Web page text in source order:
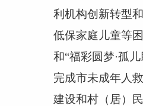
利机构创新转型
低保家庭儿童等
和“福彩圆梦·孤
完成市未成年人
建设和村（居）